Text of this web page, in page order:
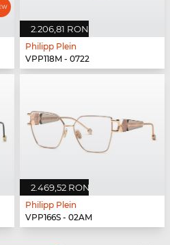
2.206,81 RON
Philipp Plein
VPP118M - 0722
2.469,52 RON
Philipp Plein
VPP166S - 02AM